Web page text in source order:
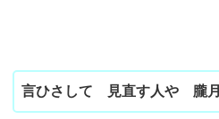
言ひさして 見直す人や 朧月